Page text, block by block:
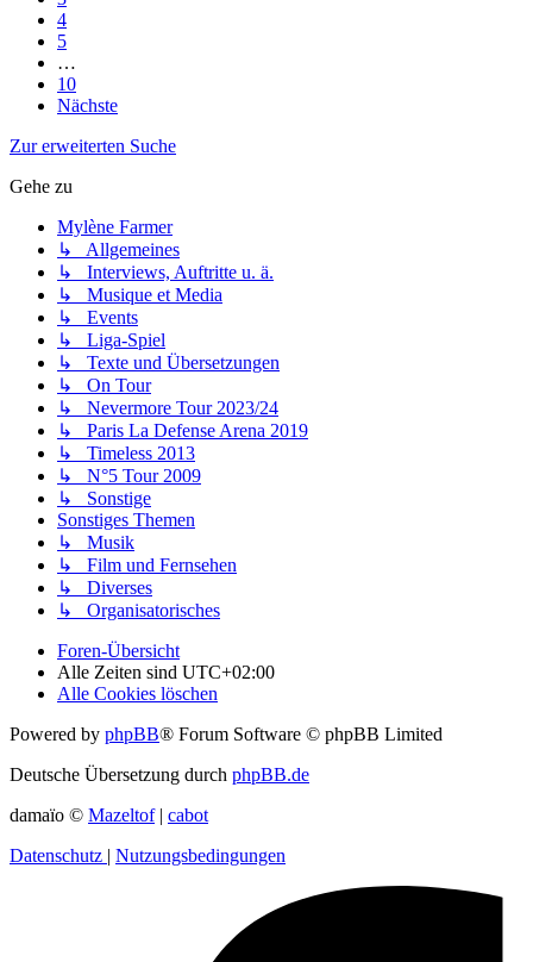
4
5
…
10
Nächste
Zur erweiterten Suche
Gehe zu
Mylène Farmer
↳ Allgemeines
↳ Interviews, Auftritte u. ä.
↳ Musique et Media
↳ Events
↳ Liga-Spiel
↳ Texte und Übersetzungen
↳ On Tour
↳ Nevermore Tour 2023/24
↳ Paris La Defense Arena 2019
↳ Timeless 2013
↳ N°5 Tour 2009
↳ Sonstige
Sonstiges Themen
↳ Musik
↳ Film und Fernsehen
↳ Diverses
↳ Organisatorisches
Foren-Übersicht
Alle Zeiten sind UTC+02:00
Alle Cookies löschen
Powered by phpBB® Forum Software © phpBB Limited
Deutsche Übersetzung durch phpBB.de
damaïo © Mazeltof| cabot
Datenschutz
Nutzungsbedingungen